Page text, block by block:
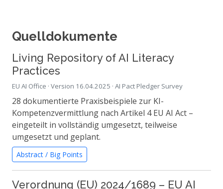
Quelldokumente
Living Repository of AI Literacy
Practices
EU AI Office · Version 16.04.2025 · AI Pact Pledger Survey
28 dokumentierte Praxisbeispiele zur KI-
Kompetenzvermittlung nach Artikel 4 EU AI Act –
eingeteilt in vollständig umgesetzt, teilweise
umgesetzt und geplant.
Abstract / Big Points
Verordnung (EU) 2024/1689 – EU AI